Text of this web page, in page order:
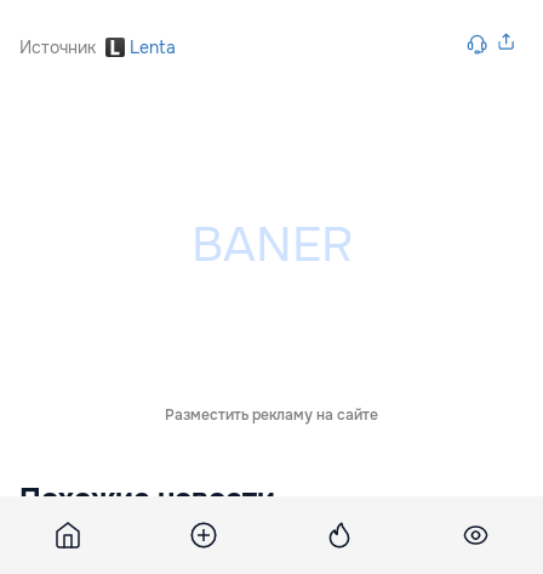
Источник Lenta
Разместить рекламу на сайте
Похожие новости